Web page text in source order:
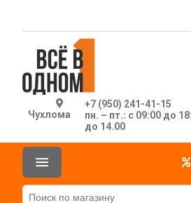
Чухлома
+7 (950) 241-41-15
пн. – пт.: с 09:00 до
до 14.00